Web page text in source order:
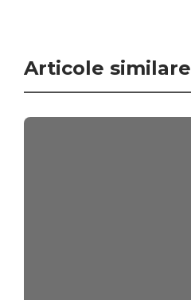
Articole similare